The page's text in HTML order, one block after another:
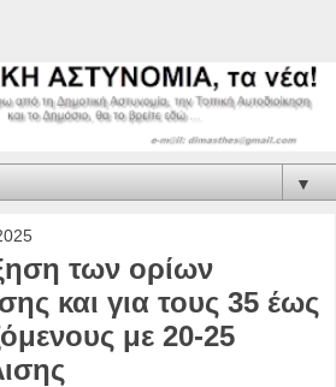
▼
των ορίων
και για τους 35 έως
με 20-25